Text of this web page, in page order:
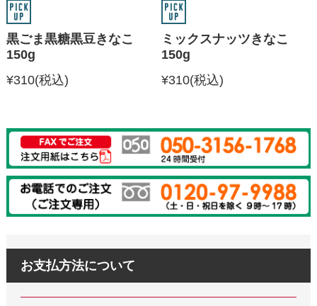
黒ごま黒糖黒豆きなこ
150g
¥310(税込)
ミックスナッツきなこ
150g
¥310(税込)
お支払方法について